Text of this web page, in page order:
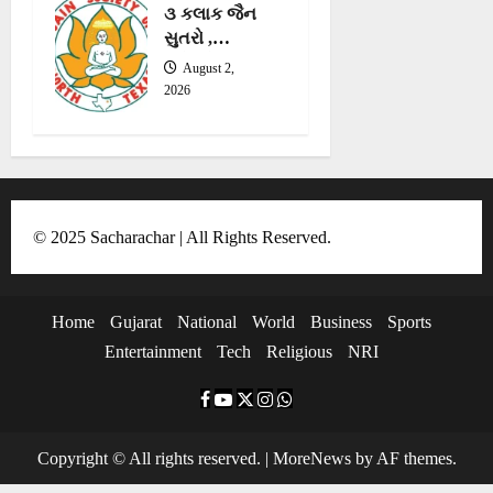
થાણેદાર
હાર્યા,
ડેવાનાન
મેકકિનીની
૩ કલાક જૈન
સુતરો ,
સ્તોત્રો,
શ્લોક વગેરે
August 2,
2026
© 2025 Sacharachar | All Rights Reserved.
Home Gujarat National World Business
Sports
Entertainment
Tech Religious NRI
F
c
Y
u
T
i
I
s
W
a
Copyright © All rights reserved. | MoreNewsby AF themes.